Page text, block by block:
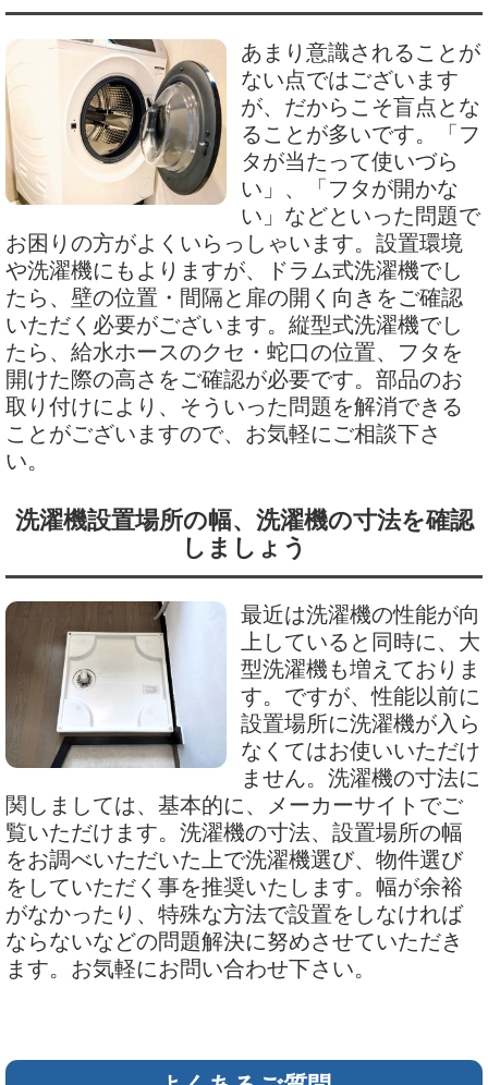
あまり意識されることが
ない点ではございます
が、だからこそ盲点とな
ることが多いです。「フ
タが当たって使いづら
い」、「フタが開かな
い」などといった問題で
お困りの方がよくいらっしゃいます。設置環境
や洗濯機にもよりますが、ドラム式洗濯機でし
たら、壁の位置・間隔と扉の開く向きをご確認
いただく必要がございます。縦型式洗濯機でし
たら、給水ホースのクセ・蛇口の位置、フタを
開けた際の高さをご確認が必要です。部品のお
取り付けにより、そういった問題を解消できる
ことがございますので、お気軽にご相談下さ
い。
洗濯機設置場所の幅、洗濯機の寸法を確認
しましょう
最近は洗濯機の性能が向
上していると同時に、大
型洗濯機も増えておりま
す。ですが、性能以前に
設置場所に洗濯機が入ら
なくてはお使いいただけ
ません。洗濯機の寸法に
関しましては、基本的に、メーカーサイトでご
覧いただけます。洗濯機の寸法、設置場所の幅
をお調べいただいた上で洗濯機選び、物件選び
をしていただく事を推奨いたします。幅が余裕
がなかったり、特殊な方法で設置をしなければ
ならないなどの問題解決に努めさせていただき
ます。お気軽にお問い合わせ下さい。